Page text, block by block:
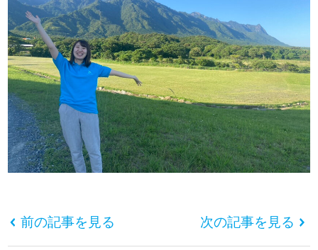
前の記事を見る 次の記事を見る